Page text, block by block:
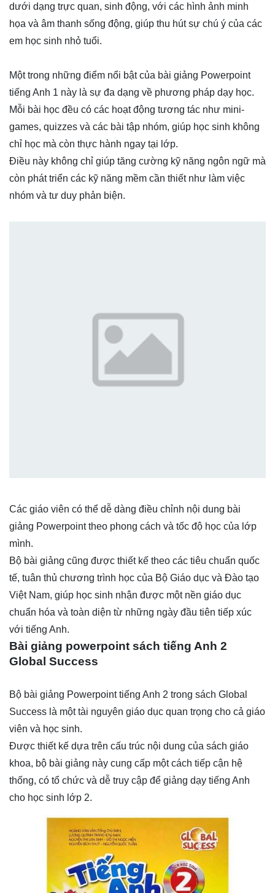
dưới dạng trực quan, sinh động, với các hình ảnh minh
họa và âm thanh sống động, giúp thu hút sự chú ý của các
em học sinh nhỏ tuổi.
Một trong những điểm nổi bật của bài giảng Powerpoint
tiếng Anh 1 này là sự đa dạng về phương pháp dạy học.
Mỗi bài học đều có các hoạt động tương tác như mini-
games, quizzes và các bài tập nhóm, giúp học sinh không
chỉ học mà còn thực hành ngay tại lớp.
Điều này không chỉ giúp tăng cường kỹ năng ngôn ngữ mà
còn phát triển các kỹ năng mềm cần thiết như làm việc
nhóm và tư duy phản biện.
Các giáo viên có thể dễ dàng điều chỉnh nội dung bài
giảng Powerpoint theo phong cách và tốc độ học của lớp
mình.
Bộ bài giảng cũng được thiết kế theo các tiêu chuẩn quốc
tế, tuân thủ chương trình học của Bộ Giáo dục và Đào tạo
Việt Nam, giúp học sinh nhận được một nền giáo dục
chuẩn hóa và toàn diện từ những ngày đầu tiên tiếp xúc
với tiếng Anh.
Bài giảng powerpoint sách tiếng Anh 2
Global Success
Bộ bài giảng Powerpoint tiếng Anh 2 trong sách Global
Success là một tài nguyên giáo dục quan trọng cho cả giáo
viên và học sinh.
Được thiết kế dựa trên cấu trúc nội dung của sách giáo
khoa, bộ bài giảng này cung cấp một cách tiếp cận hệ
thống, có tổ chức và dễ truy cập để giảng dạy tiếng Anh
cho học sinh lớp 2.